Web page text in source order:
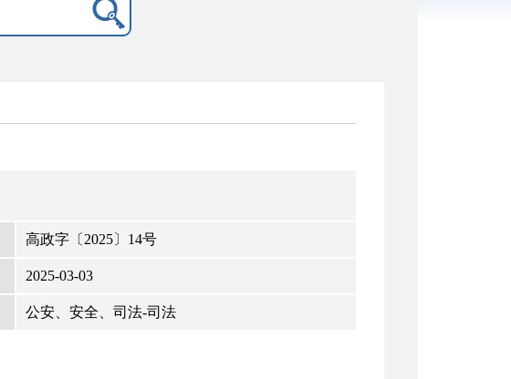
高政字〔2025〕14号
2025-03-03
公安、安全、司法-司法